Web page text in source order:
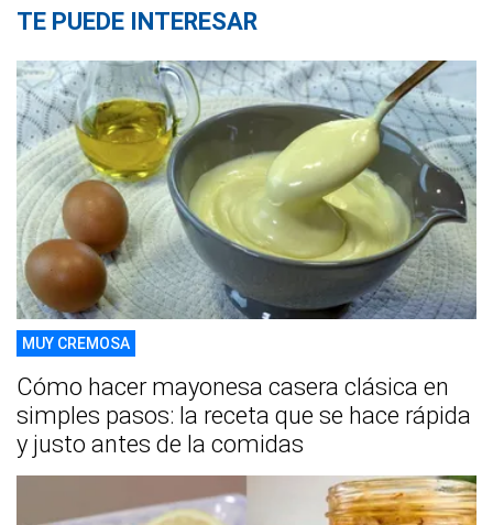
TE PUEDE INTERESAR
MUY CREMOSA
Cómo hacer mayonesa casera clásica en
simples pasos: la receta que se hace rápida
y justo antes de la comidas